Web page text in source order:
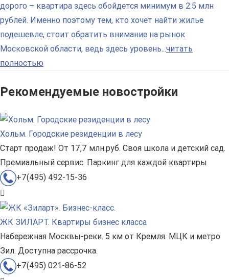
дорого – квартира здесь обойдется минимум в 2.5 млн
рублей. Именно поэтому тем, кто хочет найти жилье
подешевле, стоит обратить внимание на рынок
Московской области, ведь здесь уровень...читать
полностью
Рекомендуемые новостройки
Хольм. Городские резиденции в лесу
Старт продаж! От 17,7 млн.руб. Своя школа и детский сад.
Премиальный сервис. Паркинг для каждой квартиры
+7(495) 492-15-36
ЖК ЗИЛАРТ. Квартиры бизнес класса
Набережная Москвы-реки. 5 км от Кремля. МЦК и метро
Зил. Доступна рассрочка.
+7(495) 021-86-52